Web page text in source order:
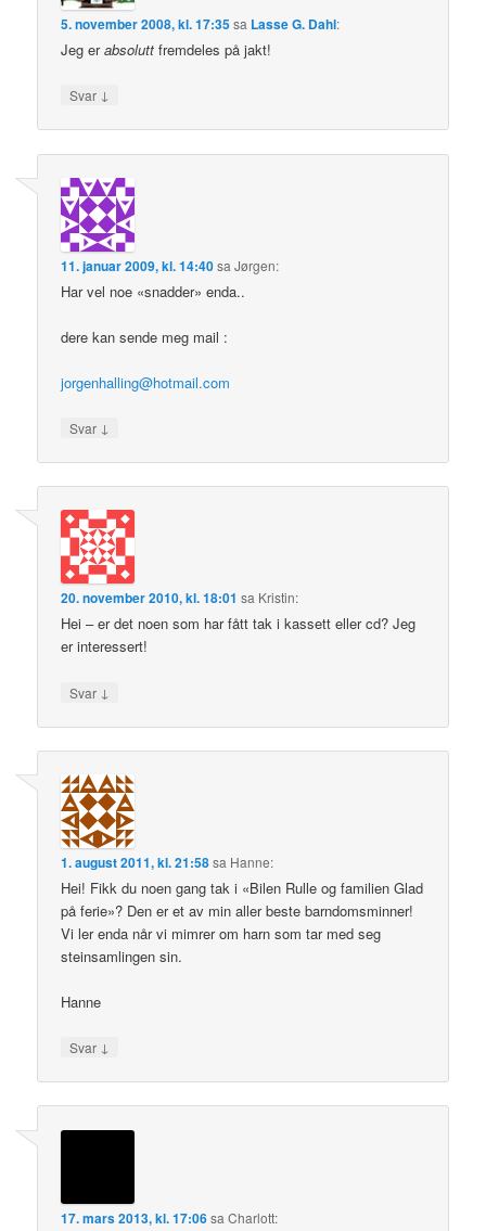
5. november 2008, kl. 17:35sa Lasse G. Dahl:
Jeg erabsolutt fremdeles på jakt!
Svar ↓
11. januar 2009, kl. 14:40sa Jørgen:
Har vel noe «snadder» enda..
dere kan sende meg mail :
jorgenhalling@hotmail.com
Svar ↓
20. november 2010, kl. 18:01 sa Kristin:
Hei – er det noen som har fått tak i kassett eller cd? Jeg
er interessert!
Svar ↓
1. august 2011, kl. 21:58sa Hanne:
Hei! Fikk du noen gang tak i «Bilen Rulle og familien Glad
på ferie»? Den er et av min aller beste barndomsminner!
Vi ler enda når vi mimrer om harn som tar med seg
steinsamlingen sin.
Hanne
Svar ↓
17. mars 2013, kl. 17:06sa Charlott: